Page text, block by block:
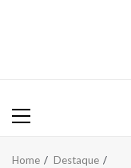
Primary
Home
Destaque